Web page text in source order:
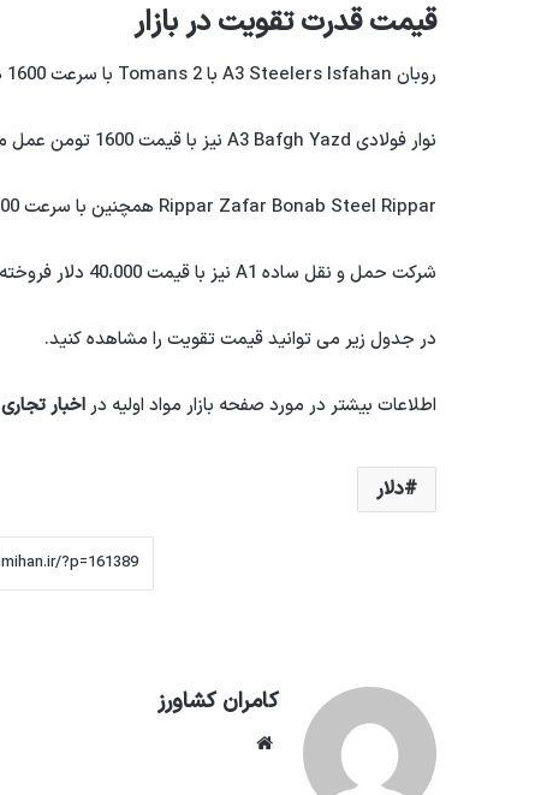
قیمت قدرت تقویت در بازار
روبان A3 Steelers Isfahan با 2 Tomans با سرعت 1600 دلار رتبه بندی شد.
نوار فولادی A3 Bafgh Yazd نیز با قیمت 1600 تومن عمل می کند.
Rippar Zafar Bonab Steel Rippar همچنین با سرعت 4000 تومانیان به مصرف کننده می رسد.
شرکت حمل و نقل ساده A1 نیز با قیمت 40،000 دلار فروخته می شود.
در جدول زیر می توانید قیمت تقویت را مشاهده کنید.
اطلاعات بیشتر در مورد صفحه بازار مواد اولیه دراخبار تجاری
دلار
کامران کشاورز